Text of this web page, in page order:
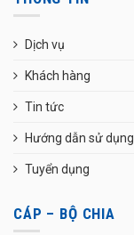
Dịch vụ
Khách hàng
Tin tức
Hướng dẫn sử dụng
Tuyển dụng
CÁP – BỘ CHIA